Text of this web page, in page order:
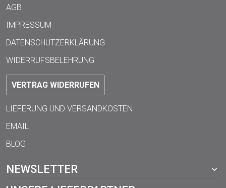
AGB
IMPRESSUM
DATENSCHUTZERKLÄRUNG
WIDERRUFSBELEHRUNG
VERTRAG WIDERRUFEN
LIEFERUNG UND VERSANDKOSTEN
EMAIL
BLOG
NEWSLETTER